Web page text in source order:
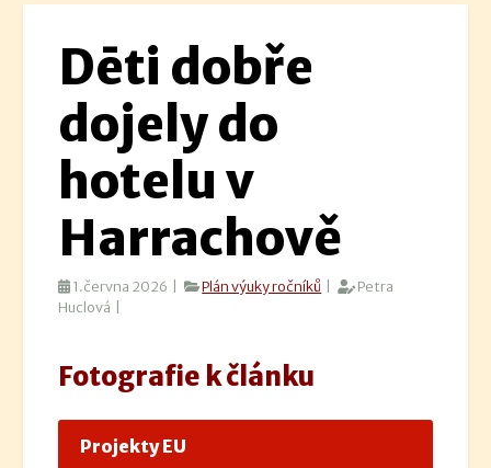
Dēti dobře
dojely do
hotelu v
Harrachově
1.června 2026 | Plán výuky ročníků |
Petra
Huclová |
Fotografie k článku
Projekty EU